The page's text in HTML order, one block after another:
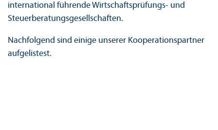
international führende Wirtschafts­prüfungs- und
Steuer­beratungs­gesellschaften.
Nachfolgend sind einige unserer Kooperations­partner
aufgelistest.